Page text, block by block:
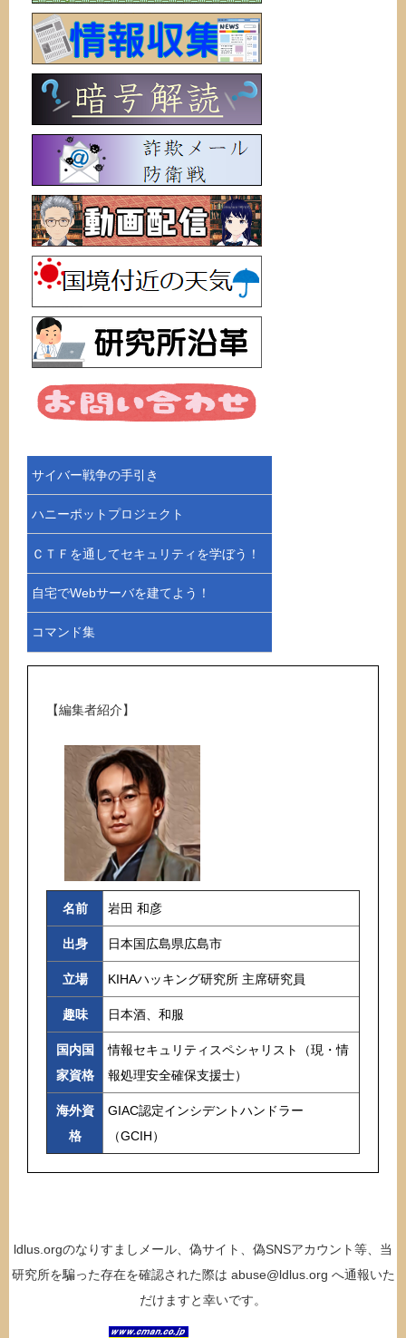
サイバー戦争の手引き
ハニーポットプロジェクト
ＣＴＦを通してセキュリティを学ぼう！
自宅でWebサーバを建てよう！
コマンド集
【編集者紹介】
名前 岩田 和彦
出身 日本国広島県広島市
立場 KIHAハッキング研究所 主席研究員
趣味 日本酒、和服
国内国
家資格
情報セキュリティスペシャリスト（現・情
報処理安全確保支援士）
海外資
格
GIAC認定インシデントハンドラー
（GCIH）
ldlus.orgのなりすましメール、偽サイト、偽SNSアカウント等、当
研究所を騙った存在を確認された際は abuse@ldlus.org へ通報いた
だけますと幸いです。